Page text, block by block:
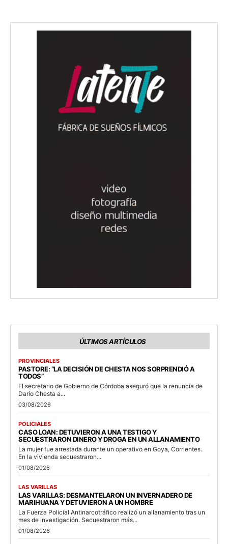
ÚLTIMOS ARTÍCULOS
PROVINCIALES
PASTORE: “LA DECISIÓN DE CHESTA NOS SORPRENDIÓ A
TODOS”
El secretario de Gobierno de Córdoba aseguró que la renuncia de
Darío Chesta a...
03/08/2026
POLICIALES
CASO LOAN: DETUVIERON A UNA TESTIGO Y
SECUESTRARON DINERO Y DROGA EN UN ALLANAMIENTO
La mujer fue arrestada durante un operativo en Goya, Corrientes.
En la vivienda secuestraron...
01/08/2026
LAS VARILLAS
LAS VARILLAS: DESMANTELARON UN INVERNADERO DE
MARIHUANA Y DETUVIERON A UN HOMBRE
La Fuerza Policial Antinarcotráfico realizó un allanamiento tras un
mes de investigación. Secuestraron más...
01/08/2026